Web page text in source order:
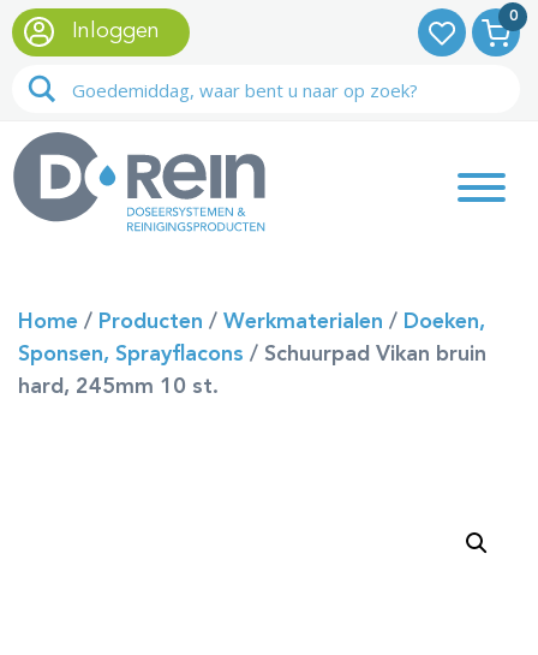
0
Inloggen
Home / Producten / Werkmaterialen / Doeken,
Sponsen, Sprayflacons / Schuurpad Vikan bruin
hard, 245mm 10 st.